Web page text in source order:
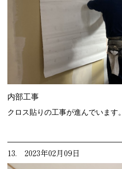
内部工事
クロス貼りの工事が進んでいます。
13. 2023年02月09日